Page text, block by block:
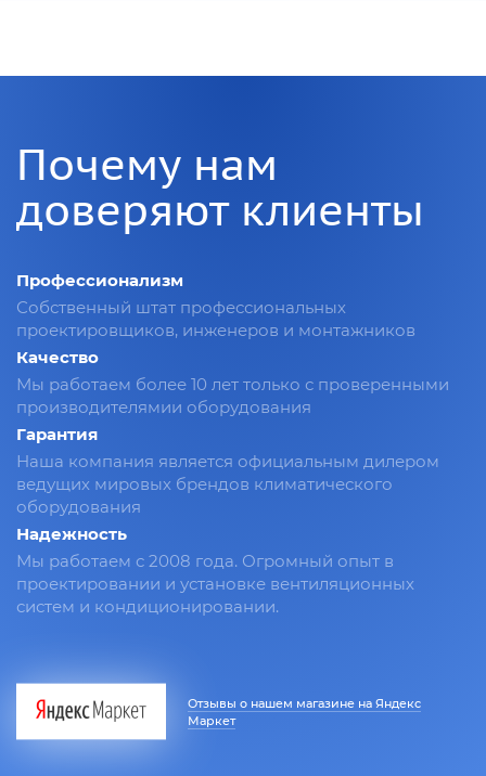
Почему нам
доверяют клиенты
Профессионализм
Собственный штат профессиональных
проектировщиков, инженеров и монтажников
Качество
Мы работаем более 10 лет только с проверенными
производителямии оборудования
Гарантия
Наша компания является официальным дилером
ведущих мировых брендов климатического
оборудования
Надежность
Мы работаем с 2008 года. Огромный опыт в
проектировании и установке вентиляционных
систем и кондиционировании.
Отзывы о нашем магазине на Яндекс
Маркет